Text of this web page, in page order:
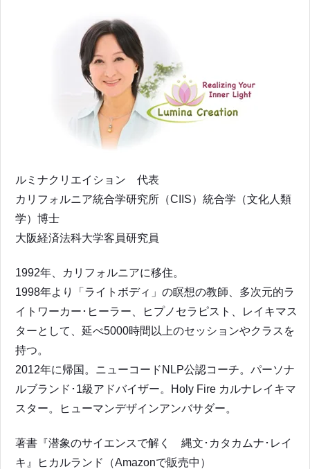
ルミナクリエイション 代表
カリフォルニア統合学研究所（CIIS）統合学（文化人類
学）博士
大阪経済法科大学客員研究員
1992年、カリフォルニアに移住。
1998年より「ライトボディ」の瞑想の教師、多次元的ラ
イトワーカー･ヒーラー、ヒプノセラピスト、レイキマス
ターとして、延べ5000時間以上のセッションやクラスを
持つ。
2012年に帰国。ニューコードNLP公認コーチ。パーソナ
ルブランド･1級アドバイザー。Holy Fire カルナレイキマ
スター。ヒューマンデザインアンバサダー。
著書『潜象のサイエンスで解く 縄文･カタカムナ･レイ
キ』ヒカルランド（Amazonで販売中）